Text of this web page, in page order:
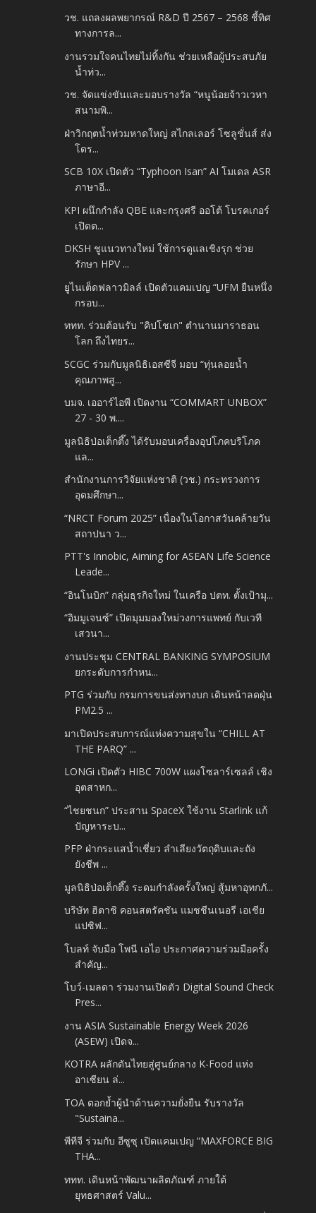
วช. แถลงผลพยากรณ์ R&D ปี 2567 – 2568 ชี้ทิศ
ทางการล...
งานรวมใจคนไทยไม่ทิ้งกัน ช่วยเหลือผู้ประสบภัย
น้ำท่ว...
วช. จัดแข่งขันและมอบรางวัล “หนูน้อยจ้าวเวหา
สนามพิ...
ฝ่าวิกฤตน้ำท่วมหาดใหญ่ สไกลเลอร์ โซลูชั่นส์ ส่ง
โดร...
SCB 10X เปิดตัว “Typhoon Isan” AI โมเดล ASR
ภาษาอี...
KPI ผนึกกำลัง QBE และกรุงศรี ออโต้ โบรคเกอร์
เปิดต...
DKSH ชูแนวทางใหม่ ใช้การดูแลเชิงรุก ช่วย
รักษา HPV ...
ยูไนเต็ดฟลาวมิลล์ เปิดตัวแคมเปญ “UFM ยืนหนึ่ง
กรอบ...
ททท. ร่วมต้อนรับ "คิปโชเก" ตำนานมาราธอน
โลก ถึงไทยร...
SCGC ร่วมกับมูลนิธิเอสซีจี มอบ “ทุ่นลอยน้ำ
คุณภาพสู...
บมจ. เออาร์ไอพี เปิดงาน “COMMART UNBOX”
27 - 30 พ....
มูลนิธิป่อเต็กตึ๊ง ได้รับมอบเครื่องอุปโภคบริโภค
แล...
สำนักงานการวิจัยแห่งชาติ (วช.) กระทรวงการ
อุดมศึกษา...
“NRCT Forum 2025” เนื่องในโอกาสวันคล้ายวัน
สถาปนา ว...
PTT's Innobic, Aiming for ASEAN Life Science
Leade...
“อินโนบิก” กลุ่มธุรกิจใหม่ ในเครือ ปตท. ตั้งเป้ามุ...
“อิมมูเจนซ์” เปิดมุมมองใหม่วงการแพทย์ กับเวที
เสวนา...
งานประชุม CENTRAL BANKING SYMPOSIUM
ยกระดับการกำหน...
PTG ร่วมกับ กรมการขนส่งทางบก เดินหน้าลดฝุ่น
PM2.5 ...
มาเปิดประสบการณ์แห่งความสุขใน “CHILL AT
THE PARQ” ...
LONGi เปิดตัว HIBC 700W แผงโซลาร์เซลล์ เชิง
อุตสาหก...
“ไชยชนก” ประสาน SpaceX ใช้งาน Starlink แก้
ปัญหาระบ...
PFP ฝ่ากระแสน้ำเชี่ยว ลำเลียงวัตถุดิบและถัง
ยังชีพ ...
มูลนิธิป่อเต็กตึ๊ง ระดมกำลังครั้งใหญ่ สู้มหาอุทกภั...
บริษัท ฮิตาชิ คอนสตรัคชัน แมชชีนเนอรี เอเชีย
แปซิฟ...
โบลท์ จับมือ โพนี เอไอ ประกาศความร่วมมือครั้ง
สำคัญ...
โบว์-เมลดา ร่วมงานเปิดตัว Digital Sound Check
Pres...
งาน ASIA Sustainable Energy Week 2026
(ASEW) เปิดจ...
KOTRA ผลักดันไทยสู่ศูนย์กลาง K-Food แห่ง
อาเซียน ล่...
TOA ตอกย้ำผู้นำด้านความยั่งยืน รับรางวัล
"Sustaina...
พีทีจี ร่วมกับ อีซูซุ เปิดแคมเปญ “MAXFORCE BIG
THA...
ททท. เดินหน้าพัฒนาผลิตภัณฑ์ ภายใต้
ยุทธศาสตร์ Valu...